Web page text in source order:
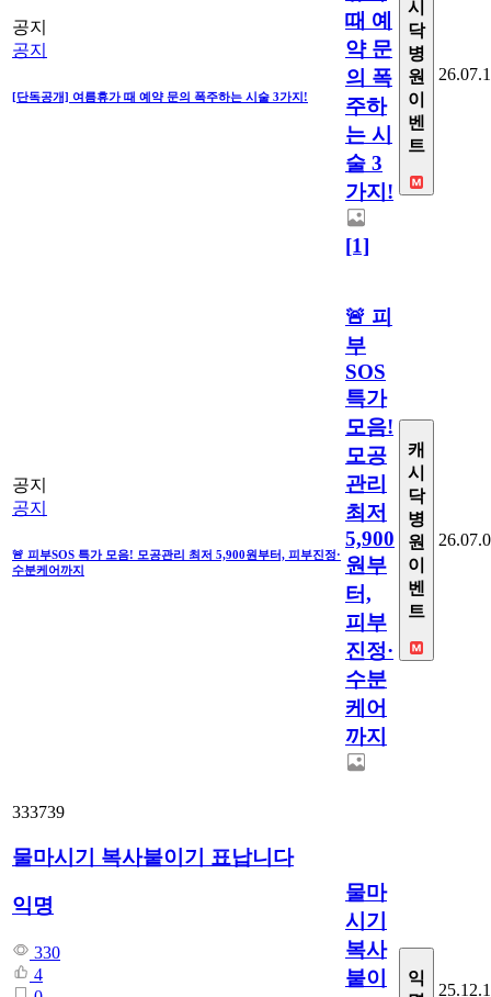
공지
공지
[단독공개] 여름휴가 때 예약 문의 폭주하는 시술 3가지!
때 예
약 문
의 폭
주하
는 시
술 3
가지!
[1]
시
닥
병
원
이
벤
트
공지
공지
🚨 피부SOS 특가 모음! 모공관리 최저 5,900원부터, 피부진정·
수분케어까지
🚨 피
부
SOS
특가
모음!
모공
관리
최저
5,900
원부
터,
피부
진정·
수분
케어
까지
캐
시
닥
병
원
이
벤
트
333739
물마시기 복사붙이기 표납니다
익명
330
4
물마
시기
복사
붙이
익